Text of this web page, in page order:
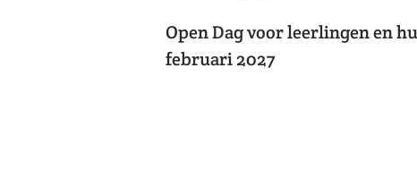
Open Dag voor leerlingen en
februari 2027